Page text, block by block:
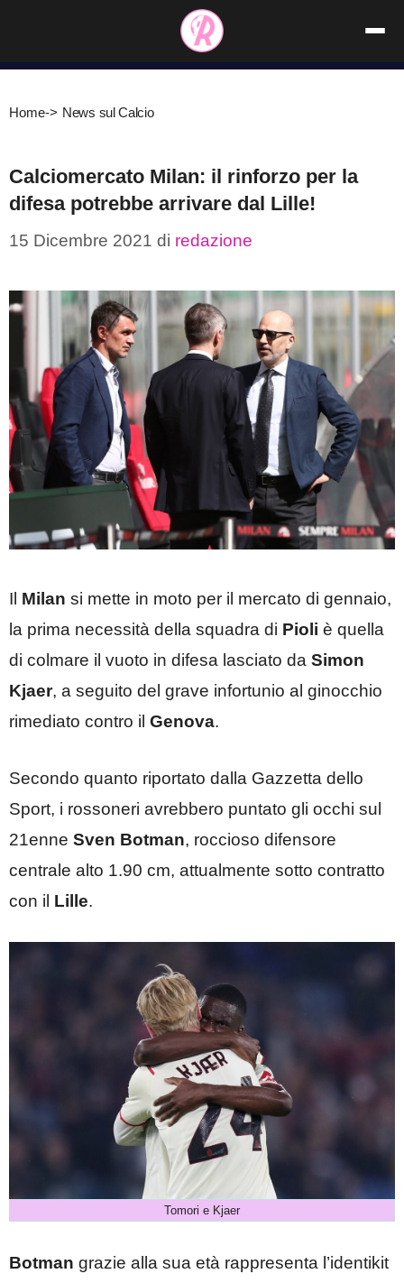
contenuto
Home-> News sul Calcio
Calciomercato Milan: il rinforzo per la
difesa potrebbe arrivare dal Lille!
15 Dicembre 2021 di redazione
Il Milan si mette in moto per il mercato di gennaio,
la prima necessità della squadra di Pioli è quella
di colmare il vuoto in difesa lasciato da Simon
Kjaer, a seguito del grave infortunio al ginocchio
rimediato contro il Genova.
Secondo quanto riportato dalla Gazzetta dello
Sport, i rossoneri avrebbero puntato gli occhi sul
21enne Sven Botman, roccioso difensore
centrale alto 1.90 cm, attualmente sotto contratto
con il Lille.
Tomori e Kjaer
Botman grazie alla sua età rappresenta l’identikit